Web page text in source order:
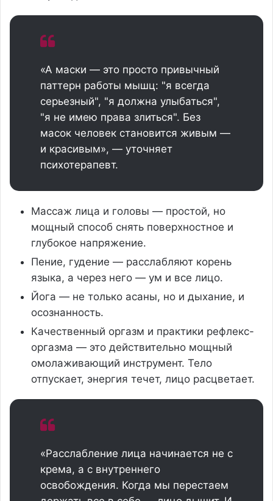
«А маски — это просто привычный
паттерн работы мышц: "я всегда
серьезный", "я должна улыбаться",
"я не имею права злиться". Без
масок человек становится живым —
и красивым», — уточняет
психотерапевт.
Массаж лица и головы — простой, но
мощный способ снять поверхностное и
глубокое напряжение.
Пение, гудение — расслабляют корень
языка, а через него — ум и все лицо.
Йога — не только асаны, но и дыхание, и
осознанность.
Качественный оргазм и практики рефлекс-
оргазма — это действительно мощный
омолаживающий инструмент. Тело
отпускает, энергия течет, лицо расцветает.
«Расслабление лица начинается не с
крема, а с внутреннего
освобождения. Когда мы перестаем